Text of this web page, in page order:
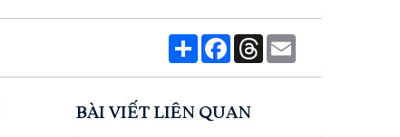
Share Facebook
Threads
BÀI VIẾT LIÊN QUAN